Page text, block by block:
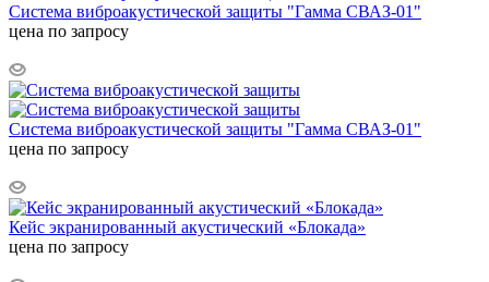
Система виброакустической защиты "Гамма СВАЗ-01"
цена по запросу
Система виброакустической защиты "Гамма СВАЗ-01"
цена по запросу
Кейс экранированный акустический «Блокада»
цена по запросу